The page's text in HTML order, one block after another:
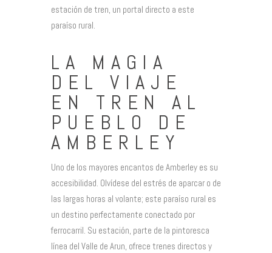
estación de tren, un portal directo a este
paraíso rural.
LA MAGIA
DEL VIAJE
EN TREN AL
PUEBLO DE
AMBERLEY
Uno de los mayores encantos de Amberley es su
accesibilidad. Olvídese del estrés de aparcar o de
las largas horas al volante; este paraíso rural es
un destino perfectamente conectado por
ferrocarril. Su estación, parte de la pintoresca
línea del Valle de Arun, ofrece trenes directos y